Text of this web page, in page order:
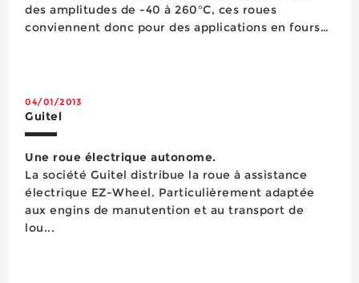
des amplitudes de -40 à 260°C, ces roues
conviennent donc pour des applications en fours
04/01/2013
Guitel
Une roue électrique autonome.
La société Guitel distribue la roue à assistance
électrique EZ-Wheel. Particulièrement adaptée
aux engins de manutention et au transport de
lou...